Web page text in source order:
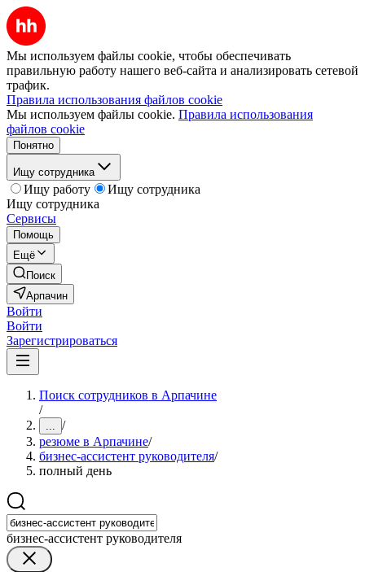
Мы используем файлы cookie, чтобы обеспечивать
правильную работу нашего веб-сайта и анализировать сетевой
трафик.
Правила использования файлов cookie
Мы используем файлы cookie. Правила использования
файлов cookie
Понятно
Ищу сотрудника
Ищу работу
Ищу сотрудника
Ищу сотрудника
Сервисы
Помощь
Ещё
Поиск
Арпачин
Войти
Войти
Зарегистрироваться
Поиск сотрудников в Арпачине
/
... /
резюме в Арпачине/
бизнес-ассистент руководителя/
полный день
бизнес-ассистент руководителя